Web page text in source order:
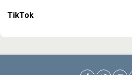
TikTok